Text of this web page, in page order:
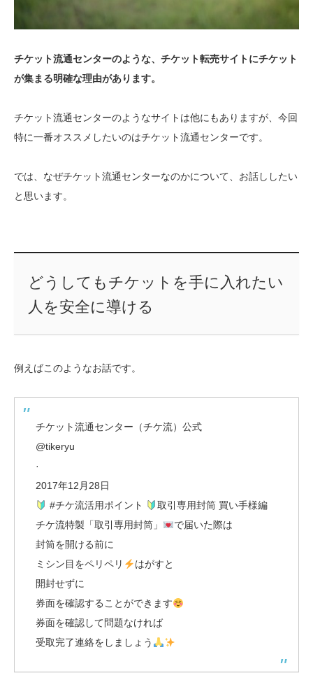
チケット流通センターのような、チケット転売サイトにチケット
が集まる明確な理由があります。
チケット流通センターのようなサイトは他にもありますが、今回
特に一番オススメしたいのはチケット流通センターです。
では、なぜチケット流通センターなのかについて、お話ししたい
と思います。
どうしてもチケットを手に入れたい
人を安全に導ける
例えばこのようなお話です。
チケット流通センター（チケ流）公式
@tikeryu
·
2017年12月28日
#チケ流活用ポイント
取引専用封筒 買い手様編
チケ流特製「取引専用封筒」
で届いた際は
封筒を開ける前に
ミシン目をペリペリ
はがすと
開封せずに
券面を確認することができます
券面を確認して問題なければ
受取完了連絡をしましょう